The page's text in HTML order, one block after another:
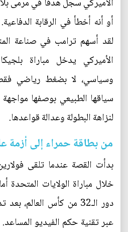
أو أنه أخطأ في الرقابة
لقد أسهم ترامب في صناعة
الأميركي يدخل مباراة
وسياسي، لا بضغط رياضي
سياقها الطبيعي بوصفها
لنزاهة البطولة وعدالة قواعدها.
من بطاقة حمراء إلى أزمة
بدأت القصة عندما تلقى
خلال مباراة الولايات المتحدة
دور الـ32 من كأس
عبر تقنية حكم الفيديو